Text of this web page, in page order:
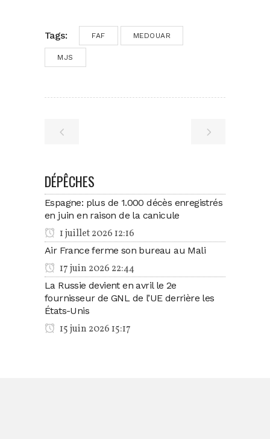
Tags: FAF MEDOUAR
MJS
DÉPÊCHES
Espagne: plus de 1.000 décès enregistrés
en juin en raison de la canicule
1 juillet 2026 12:16
Air France ferme son bureau au Mali
17 juin 2026 22:44
La Russie devient en avril le 2e
fournisseur de GNL de l’UE derrière les
États-Unis
15 juin 2026 15:17